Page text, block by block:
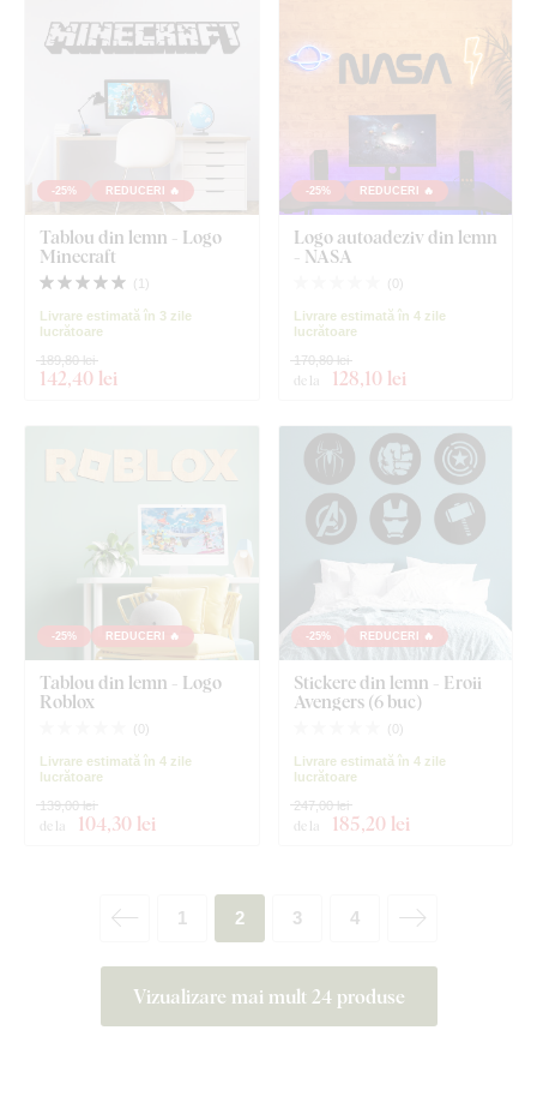
-25% REDUCERI 🔥
Tablou din lemn - Logo
Minecraft
( )
Livrare estimată în 3 zile
lucrătoare
142,40 lei
189,80 lei
-25% REDUCERI 🔥
Logo autoadeziv din lemn
- NASA
( 0 )
Livrare estimată în 4 zile
lucrătoare
de la 128,10 lei
170,80 lei
-25% REDUCERI 🔥
Tablou din lemn - Logo
Roblox
( 0)
Livrare estimată în 4 zile
lucrătoare
de la 104,30 lei
139,00 lei
-25% REDUCERI 🔥
Stickere din lemn - Eroii
Avengers (6 buc)
( 0)
Livrare estimată în 4 zile
lucrătoare
de la 185,20 lei
247,00 lei
Vizualizare mai mult 24 produse
1 2 3 4